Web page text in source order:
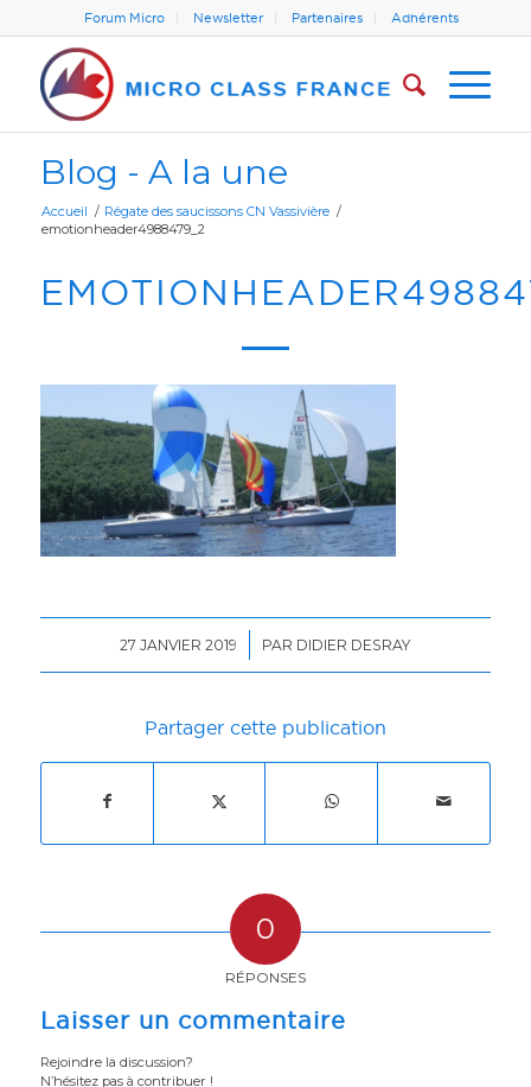
Forum Micro Newsletter Partenaires Adhérents
Blog - A la une
Accueil / Régate des saucissons CN Vassivière /
emotionheader4988479_2
27 JANVIER 2019
/ PAR DIDIER DESRAY
Partager cette publication
0
RÉPONSES
Laisser un commentaire
Rejoindre la discussion?
N’hésitez pas à contribuer !